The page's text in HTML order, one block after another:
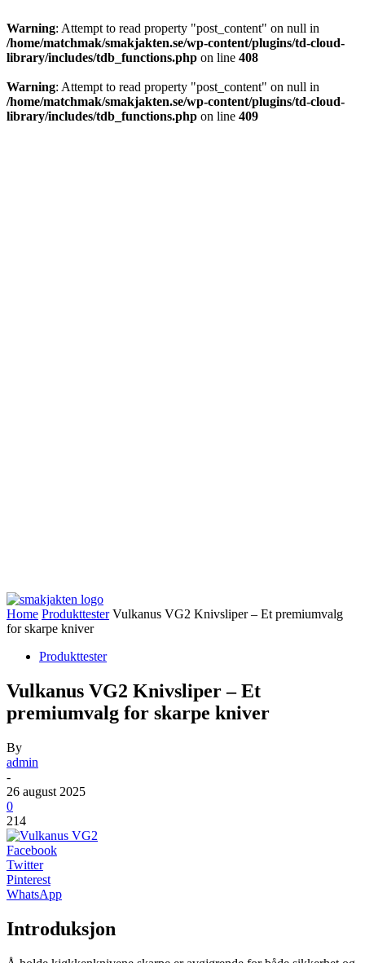
Warning: Attempt to read property "post_content" on null in
/home/matchmak/smakjakten.se/wp-content/plugins/td-cloud-
library/includes/tdb_functions.php on line 408
Warning: Attempt to read property "post_content" on null in
/home/matchmak/smakjakten.se/wp-content/plugins/td-cloud-
library/includes/tdb_functions.php on line 409
Home Produkttester Vulkanus VG2 Knivsliper – Et premiumvalg
for skarpe kniver
Produkttester
Vulkanus VG2 Knivsliper – Et
premiumvalg for skarpe kniver
By
admin
-
26 august 2025
0
214
Facebook
Twitter
Pinterest
WhatsApp
Introduksjon